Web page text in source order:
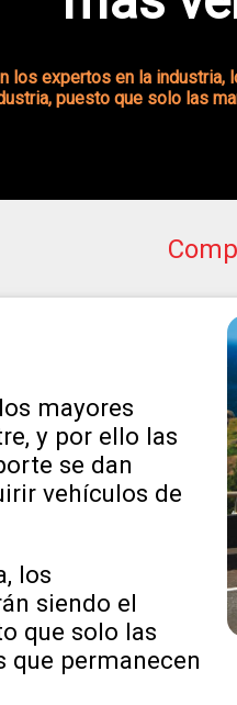
los expertos en la industria,
puesto que solo las
mayores
y por ello las
se dan
vehículos de
los
siendo el
que solo las
que permanecen